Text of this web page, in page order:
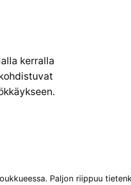
kerralla
Paljon riippuu